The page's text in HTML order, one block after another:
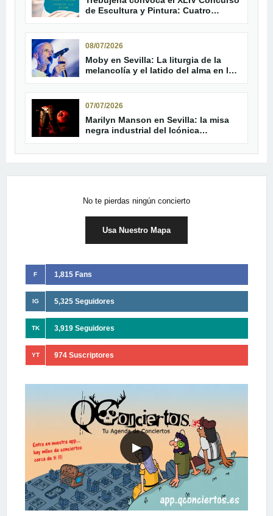
de Escultura y Pintura: Cuatro
08/07/2026
Moby en Sevilla: La liturgia de la
melancolía y el latido del alma en la
07/07/2026
Marilyn Manson en Sevilla: la misa
negra industrial del Icónica
No te pierdas ningún concierto
Usa Nuestro Mapa
F 1,815 Fans
IG 5,325 Seguidores
TK 3,919 Seguidores
YT 974 Suscriptores
▶